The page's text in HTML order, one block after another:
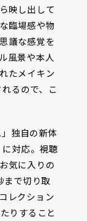
映し出して
臨場感や物
議な感覚を
風景や本人
たメイキン
るので、こ
独自の新体
対応。視聴
気に入りの
まで切り取
レクション
りすること